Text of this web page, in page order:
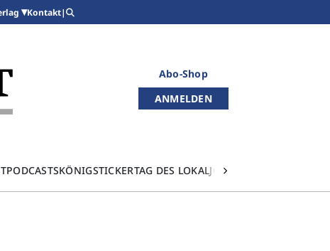
Kontakt|
Abo-Shop
ANMELDEN
PODCASTSKÖNIGSTICKERTAG DES LOKALJOURNALISMUS